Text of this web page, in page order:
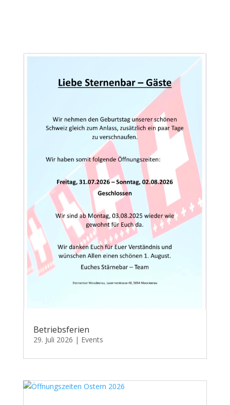
Betriebsferien
29. Juli 2026 | Events